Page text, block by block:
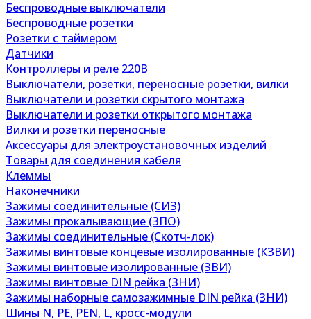
Беспроводные выключатели
Беспроводные розетки
Розетки с таймером
Датчики
Контроллеры и реле 220В
Выключатели, розетки, переносные розетки, вилки
Выключатели и розетки скрытого монтажа
Выключатели и розетки открытого монтажа
Вилки и розетки переносные
Аксессуары для электроустановочных изделий
Товары для соединения кабеля
Клеммы
Наконечники
Зажимы соединительные (СИЗ)
Зажимы прокалывающие (ЗПО)
Зажимы соединительные (Скотч-лок)
Зажимы винтовые концевые изолированные (КЗВИ)
Зажимы винтовые изолированные (ЗВИ)
Зажимы винтовые DIN рейка (ЗНИ)
Зажимы наборные самозажимные DIN рейка (ЗНИ)
Шины N, PE, PEN, L, кросс-модули